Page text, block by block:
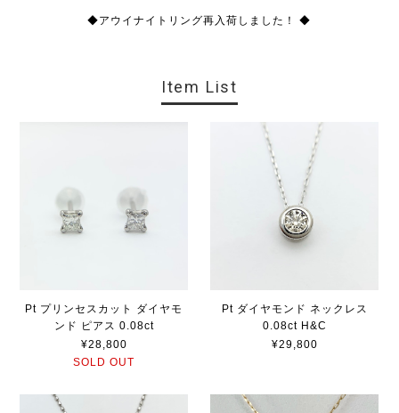
◆アウイナイトリング再入荷しました！ ◆
Item List
Pt プリンセスカット ダイヤモ
ンド ピアス 0.08ct
¥28,800
SOLD OUT
Pt ダイヤモンド ネックレス
0.08ct H&C
¥29,800